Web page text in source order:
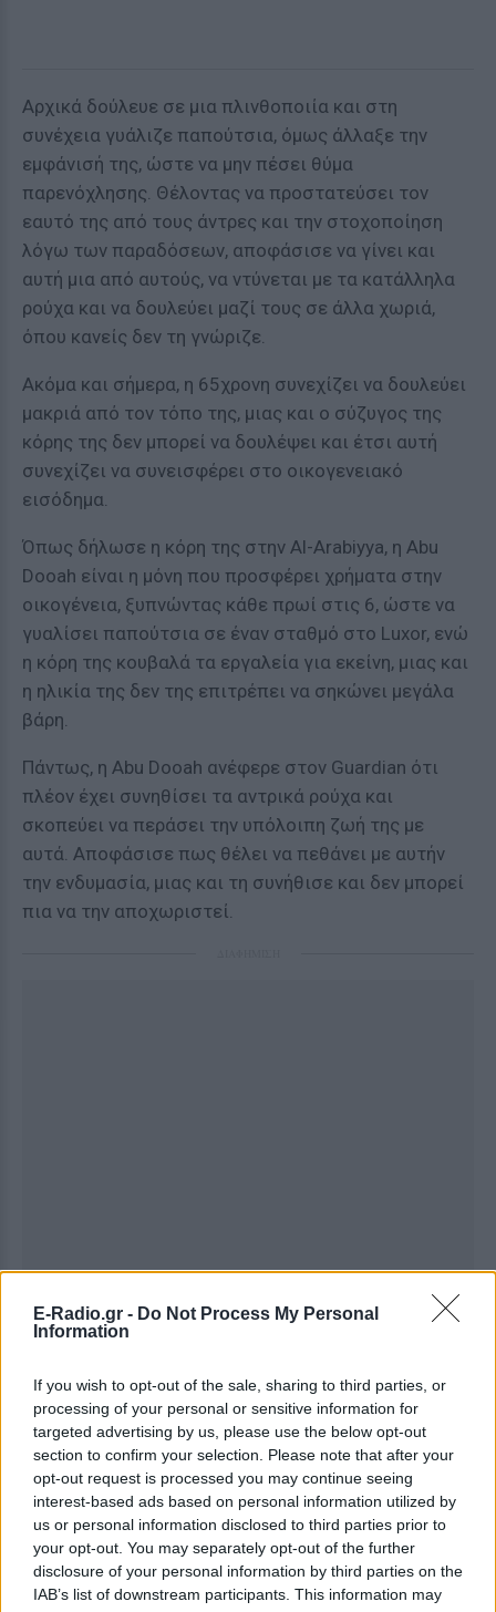
E-Radio.gr - Do Not Process My Personal
Information
If you wish to opt-out of the sale, sharing to third parties, or
processing of your personal or sensitive information for
targeted advertising by us, please use the below opt-out
section to confirm your selection. Please note that after your
opt-out request is processed you may continue seeing
interest-based ads based on personal information utilized by
us or personal information disclosed to third parties prior to
your opt-out. You may separately opt-out of the further
disclosure of your personal information by third parties on the
IAB’s list of downstream participants. This information may
Αρχικά δούλευε σε μια πλινθοποιία και στη
συνέχεια γυάλιζε παπούτσια, όμως άλλαξε την
εμφάνισή της, ώστε να μην πέσει θύμα
παρενόχλησης. Θέλοντας να προστατεύσει τον
εαυτό της από τους άντρες και την στοχοποίηση
λόγω των παραδόσεων, αποφάσισε να γίνει και
αυτή μια από αυτούς, να ντύνεται με τα κατάλληλα
ρούχα και να δουλεύει μαζί τους σε άλλα χωριά,
όπου κανείς δεν τη γνώριζε.
Ακόμα και σήμερα, η 65χρονη συνεχίζει να δουλεύει
μακριά από τον τόπο της, μιας και ο σύζυγος της
κόρης της δεν μπορεί να δουλέψει και έτσι αυτή
συνεχίζει να συνεισφέρει στο οικογενειακό
εισόδημα.
Όπως δήλωσε η κόρη της στην Al-Arabiyya, η Abu
Dooah είναι η μόνη που προσφέρει χρήματα στην
οικογένεια, ξυπνώντας κάθε πρωί στις 6, ώστε να
γυαλίσει παπούτσια σε έναν σταθμό στο Luxor, ενώ
η κόρη της κουβαλά τα εργαλεία για εκείνη, μιας και
η ηλικία της δεν της επιτρέπει να σηκώνει μεγάλα
βάρη.
Πάντως, η Abu Dooah ανέφερε στον Guardian ότι
πλέον έχει συνηθίσει τα αντρικά ρούχα και
σκοπεύει να περάσει την υπόλοιπη ζωή της με
αυτά. Αποφάσισε πως θέλει να πεθάνει με αυτήν
την ενδυμασία, μιας και τη συνήθισε και δεν μπορεί
πια να την αποχωριστεί.
Ακολουθήστε το E-Radio.gr στοGoogle News
και μάθετε πρώτοιτα πιο hot νέα.
Εσύ μπήκες στο E-Daily.gr; Τα νέα της ημέρας
και ότι σου κάνει κλικ!